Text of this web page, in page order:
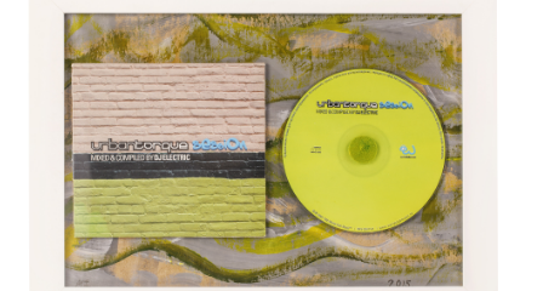
Koala «Fantasy EP»
50/50cm
12" Vinyl, Acrylic on
Paper, Mixed Media